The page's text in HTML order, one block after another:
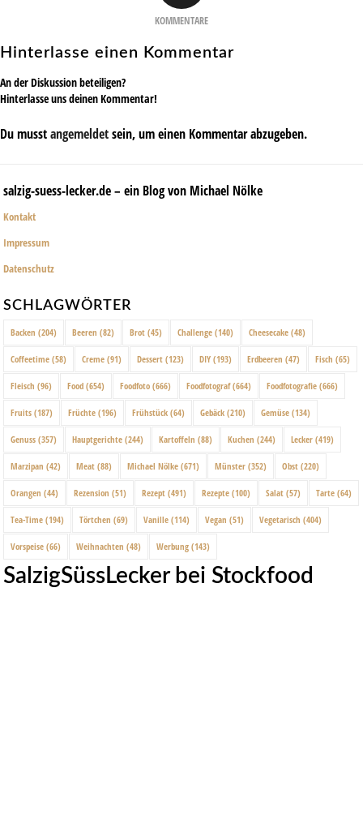
KOMMENTARE
Hinterlasse einen Kommentar
An der Diskussion beteiligen?
Hinterlasse uns deinen Kommentar!
Du musstangemeldetsein, um einen Kommentar abzugeben.
salzig-suess-lecker.de – ein Blog von Michael Nölke
Kontakt
Impressum
Datenschutz
SCHLAGWÖRTER
Backen (204) Beeren (82) Brot (45) Challenge (140) Cheesecake (48)
Coffeetime (58) Creme (91) Dessert (123) DIY (193) Erdbeeren (47) Fisch (65)
Fleisch (96) Food (654) Foodfoto (666) Foodfotograf(664) Foodfotografie (666)
Fruits (187) Früchte (196) Frühstück (64) Gebäck (210) Gemüse (134)
Genuss (357) Hauptgerichte (244) Kartoffeln (88) Kuchen (244) Lecker (419)
Marzipan (42) Meat (88) Michael Nölke (671) Münster (352) Obst (220)
Orangen (44) Rezension (51) Rezept (491) Rezepte (100) Salat (57) Tarte (64)
Tea-Time (194) Törtchen (69) Vanille (114) Vegan (51) Vegetarisch (404)
Vorspeise (66) Weihnachten (48) Werbung (143)
SalzigSüssLecker bei Stockfood